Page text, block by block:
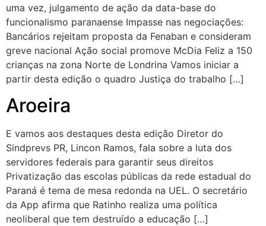
uma vez, julgamento de ação da data-base do
funcionalismo paranaense Impasse nas negociações:
Bancários rejeitam proposta da Fenaban e consideram
greve nacional Ação social promove McDia Feliz a 150
crianças na zona Norte de Londrina Vamos iniciar a
partir desta edição o quadro Justiça do trabalho […]
Aroeira
E vamos aos destaques desta edição Diretor do
Sindprevs PR, Lincon Ramos, fala sobre a luta dos
servidores federais para garantir seus direitos
Privatização das escolas públicas da rede estadual do
Paraná é tema de mesa redonda na UEL. O secretário
da App afirma que Ratinho realiza uma política
neoliberal que tem destruído a educação […]